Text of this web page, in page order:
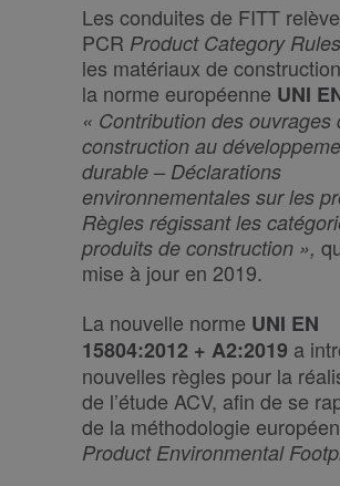
Les conduites de FITT
PCR Product Category Rules
les matériaux de
la norme européenne UNI
« Contribution des ouvrages
construction au
durable – Déclarations
environnementales sur les
Règles régissant les
produits de construction »,
mise à jour en 2019.
La nouvelle norme UNI EN
15804:2012 + A2:2019 a
nouvelles règles pour la
de l’étude ACV, afin de se
de la méthodologie
Product Environmental